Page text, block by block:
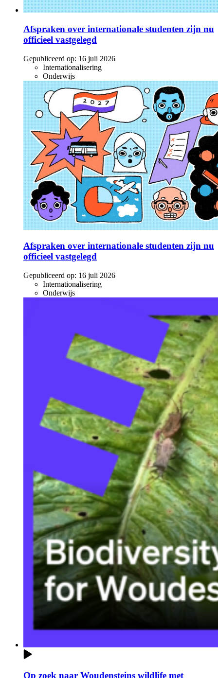
Afspraken over internationale studenten zijn nu
officieel vastgelegd
Gepubliceerd op: 16 juli 2026
Internationalisering
Onderwijs
Afspraken over internationale studenten zijn nu
officieel vastgelegd
Gepubliceerd op: 16 juli 2026
Internationalisering
Onderwijs
Op zoek naar Woudensteins wildlife met